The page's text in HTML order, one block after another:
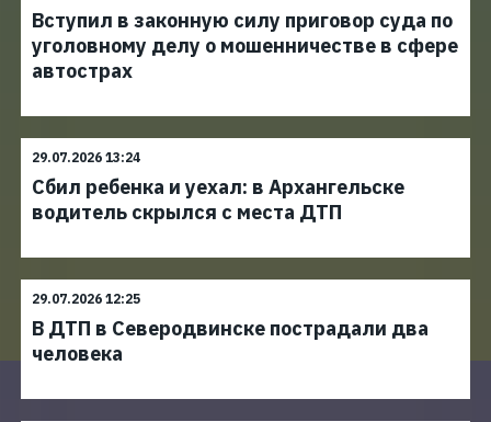
Вступил в законную силу приговор суда по
уголовному делу о мошенничестве в сфере
автострах
29.07.2026 13:24
Сбил ребенка и уехал: в Архангельске
водитель скрылся с места ДТП
29.07.2026 12:25
В ДТП в Северодвинске пострадали два
человека